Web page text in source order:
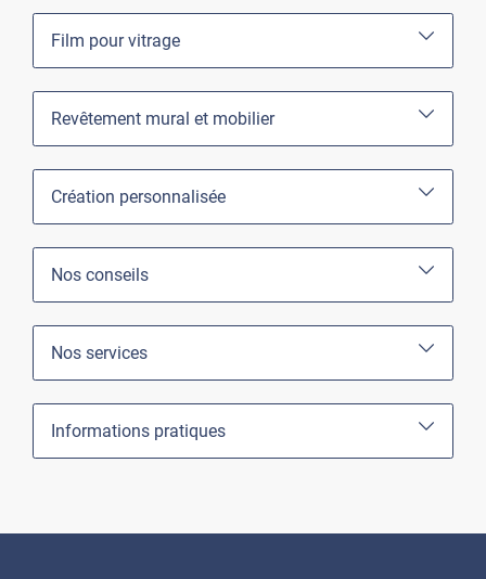
Film pour vitrage
Revêtement mural et mobilier
Création personnalisée
Nos conseils
Nos services
Informations pratiques